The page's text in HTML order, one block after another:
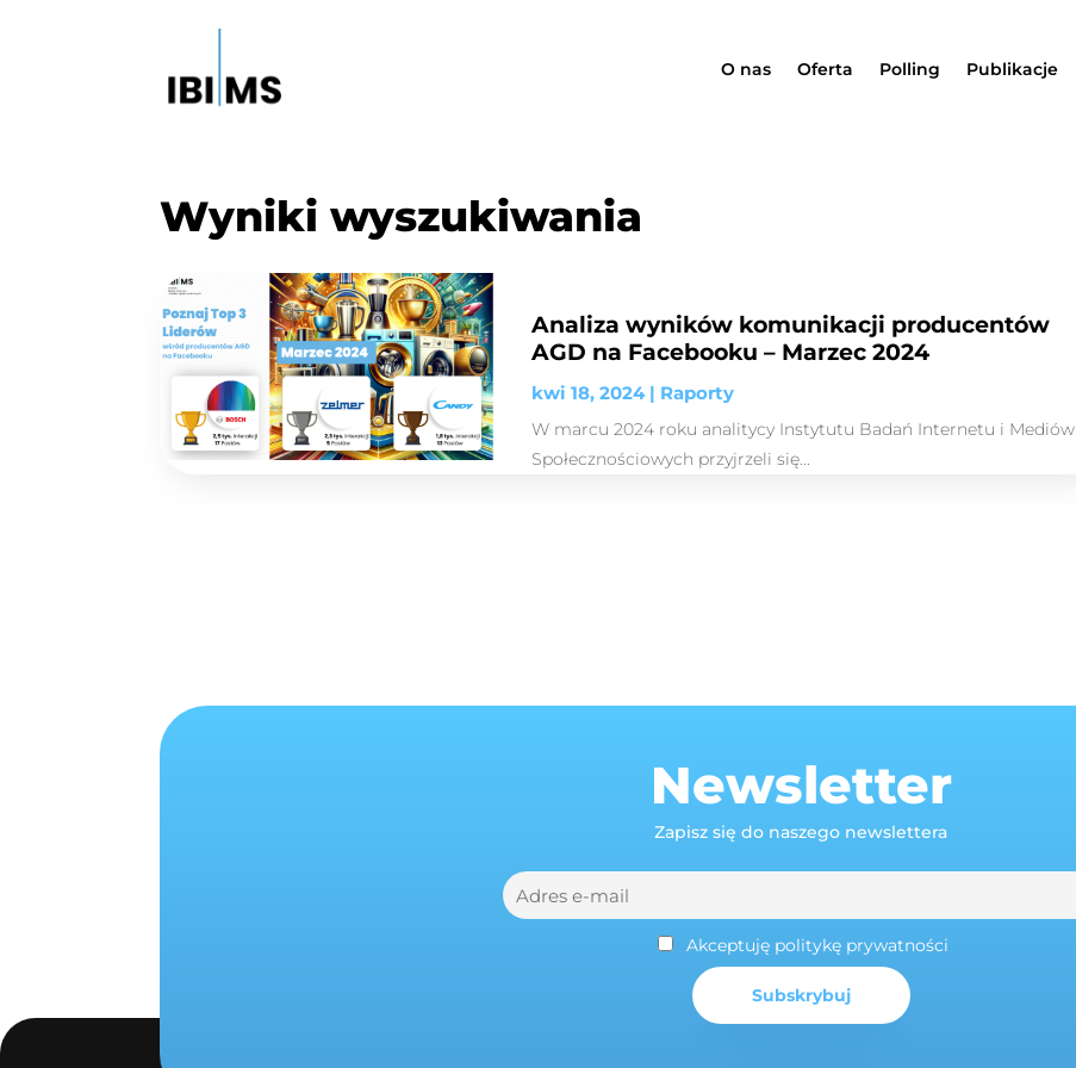
O nas Oferta Polling Publikacje
Wyniki wyszukiwania
Analiza wyników komunikacji producentów
AGD na Facebooku – Marzec 2024
kwi 18, 2024| Raporty
W marcu 2024 roku analitycy Instytutu Badań Internetu i Mediów
Społecznościowych przyjrzeli się...
Newsletter
Zapisz się do naszego newslettera
Akceptuję politykę prywatności